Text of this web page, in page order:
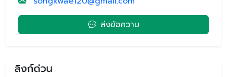
ส่งข้อความ
ลิงก์ด่วน